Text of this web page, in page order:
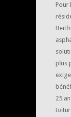
Pour
plus
25